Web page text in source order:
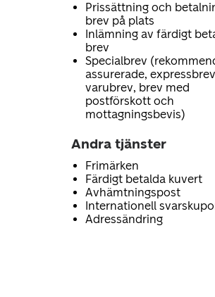
Prissättning och
brev på plats
Inlämning av färdigt
brev
Specialbrev
assurerade,
varubrev, brev med
postförskott och
mottagningsbevis)
Andra tjänster
Frimärken
Färdigt betalda kuvert
Avhämtningspost
Internationell
Adressändring